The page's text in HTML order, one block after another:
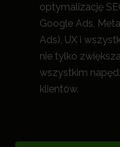
optymalizację
Google Ads,
Ads), UX i
nie tylko
wszystkim
klientów.